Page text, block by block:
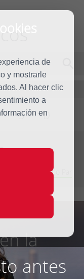
de
y mostrarle
Al hacer clic
a
en
S D
Ordinario - Año Par
la
antes